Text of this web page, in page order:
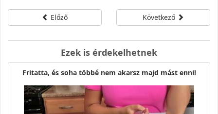
Előző Következő
Ezek is érdekelhetnek
Fritatta, és soha többé nem akarsz majd mást enni!